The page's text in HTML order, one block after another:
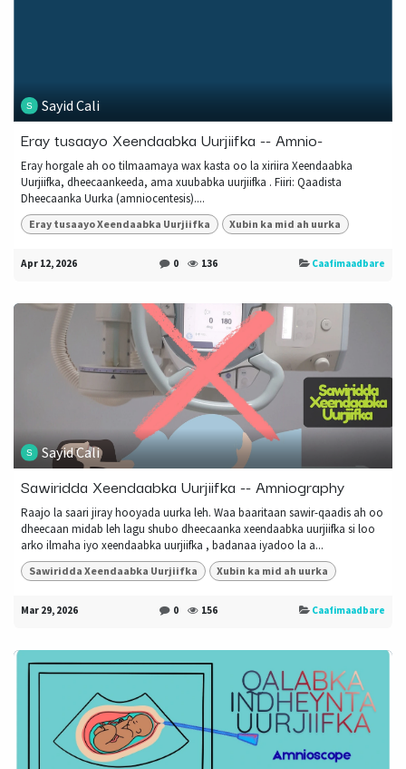
Sayid Cali
Eray tusaayo Xeendaabka Uurjiifka -- Amnio-
Eray horgale ah oo tilmaamaya wax kasta oo la xiriira Xeendaabka
Uurjiifka, dheecaankeeda, ama xuubabka uurjiifka . Fiiri: Qaadista
Dheecaanka Uurka (amniocentesis)....
Eray tusaayo Xeendaabka Uurjiifka Xubin ka mid ah uurka
Apr 12, 2026 0 136 Caafimaadbare
Sayid Cali
Sawiridda Xeendaabka Uurjiifka -- Amniography
Raajo la saari jiray hooyada uurka leh. Waa baaritaan sawir-qaadis ah oo
dheecaan midab leh lagu shubo dheecaanka xeendaabka uurjiifka si loo
arko ilmaha iyo xeendaabka uurjiifka , badanaa iyadoo la a...
Sawiridda Xeendaabka Uurjiifka Xubin ka mid ah uurka
Mar 29, 2026 0 156 Caafimaadbare